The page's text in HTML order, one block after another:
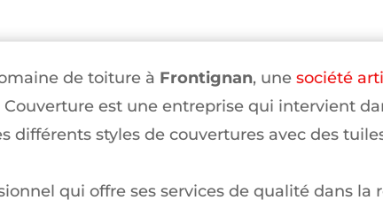
de toiture à Frontignan, une société
est une entreprise qui intervient
différents styles de couvertures avec des
qui offre ses services de qualité dans la